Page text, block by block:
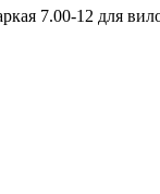
7.00-12 для